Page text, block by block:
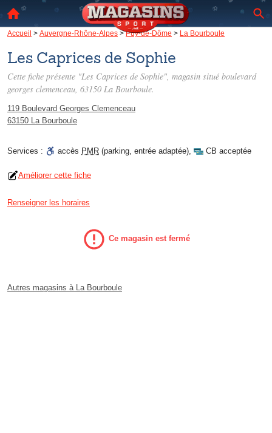
Accueil > Auvergne-Rhône-Alpes >Puy-de-Dôme > La Bourboule
Les Caprices de Sophie
Cette fiche présente "Les Caprices de Sophie", magasin situé boulevard
georges clemenceau, 63150 La Bourboule.
119 Boulevard Georges Clemenceau
63150 La Bourboule
Services : accès PMR (parking, entrée adaptée), CB acceptée
Améliorer cette fiche
Renseigner les horaires
Ce magasin est fermé
Autres magasins à La Bourboule